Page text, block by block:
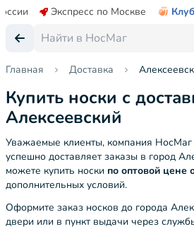
Экспресс по Москве
Главная Доставка
Купить носки с
Алексеевский
Уважаемые клиенты, компания
успешно доставляет заказы в город
можете купить носки по оптовой цене
дополнительных условий.
Оформите заказ носков до города
двери или в пункт выдачи через